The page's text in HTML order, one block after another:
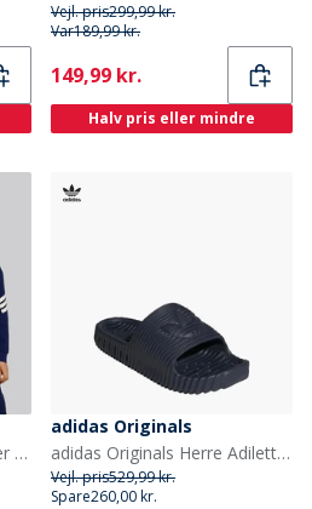
Vejl. pris299,99 kr.
Var189,99 kr.
Current
149,99 kr.
Halv pris eller mindre
adidas Børn X Marvel Spider Man Træningsbluse Dark Blue/Off White
adidas Originals
adidas Originals Herre Adilette 25 Sandaler Shadow Navy/Shadow Navy/Legend Ink
Vejl. pris529,99 kr.
Spare260,00 kr.